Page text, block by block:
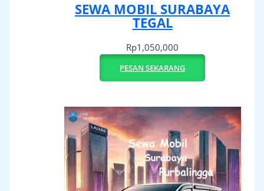
SEWA MOBIL SURABAYA
TEGAL
Rp1,050,000
PESAN SEKARANG